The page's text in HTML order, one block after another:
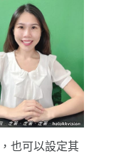
也可以設定其